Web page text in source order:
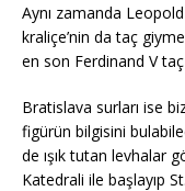
Aynı zamanda
kraliçe’nin da taç
en son Ferdinand V
Bratislava surları ise
figürün bilgisini
de ışık tutan levhalar
Katedrali ile başlayıp